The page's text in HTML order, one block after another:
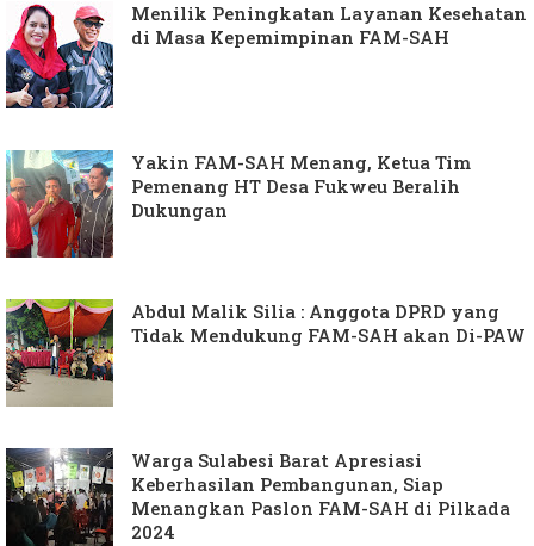
Menilik Peningkatan Layanan Kesehatan
di Masa Kepemimpinan FAM-SAH
Yakin FAM-SAH Menang, Ketua Tim
Pemenang HT Desa Fukweu Beralih
Dukungan
Abdul Malik Silia : Anggota DPRD yang
Tidak Mendukung FAM-SAH akan Di-PAW
Warga Sulabesi Barat Apresiasi
Keberhasilan Pembangunan, Siap
Menangkan Paslon FAM-SAH di Pilkada
2024